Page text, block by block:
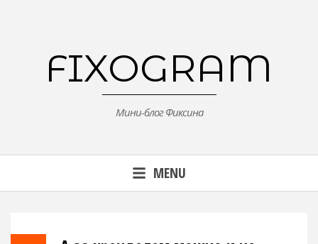
FIXOGRAM
Мини-блог Фиксина
MENU